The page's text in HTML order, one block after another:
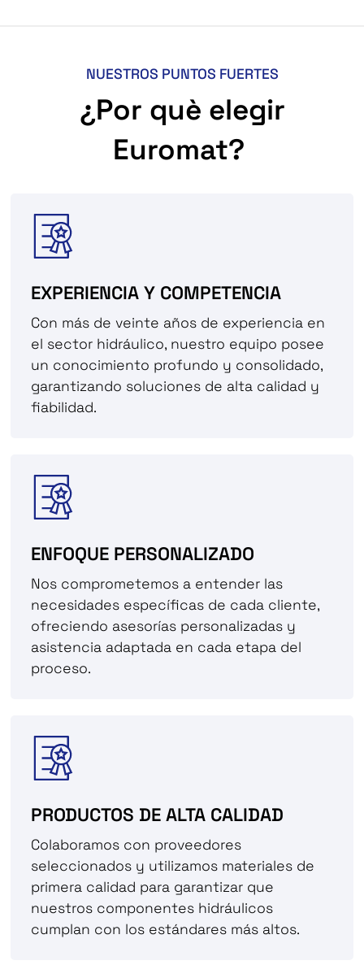
NUESTROS PUNTOS FUERTES
¿Por què elegir
Euromat?
EXPERIENCIA Y COMPETENCIA
Con más de veinte años de experiencia en
el sector hidráulico, nuestro equipo posee
un conocimiento profundo y consolidado,
garantizando soluciones de alta calidad y
fiabilidad.
ENFOQUE PERSONALIZADO
Nos comprometemos a entender las
necesidades específicas de cada cliente,
ofreciendo asesorías personalizadas y
asistencia adaptada en cada etapa del
proceso.
PRODUCTOS DE ALTA CALIDAD
Colaboramos con proveedores
seleccionados y utilizamos materiales de
primera calidad para garantizar que
nuestros componentes hidráulicos
cumplan con los estándares más altos.